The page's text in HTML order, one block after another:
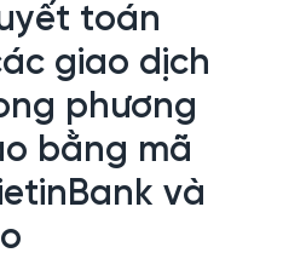
toán
giao dịch
phương
bằng mã
và